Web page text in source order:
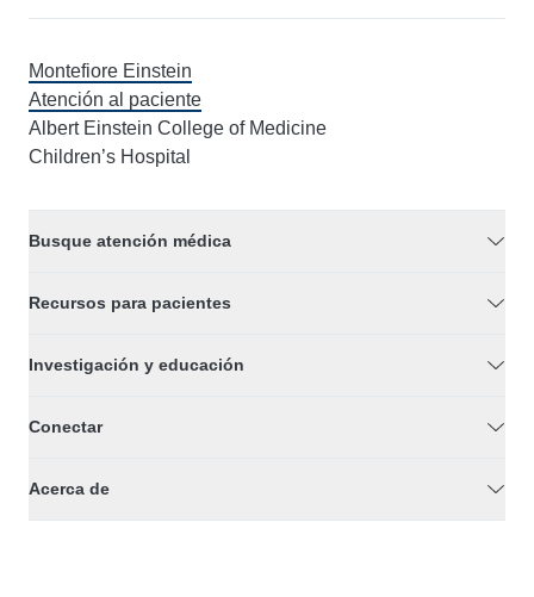
Montefiore Einstein
Atención al paciente
Albert Einstein College of Medicine
Children’s Hospital
Busque atención médica
Recursos para pacientes
Investigación y educación
Conectar
Acerca de